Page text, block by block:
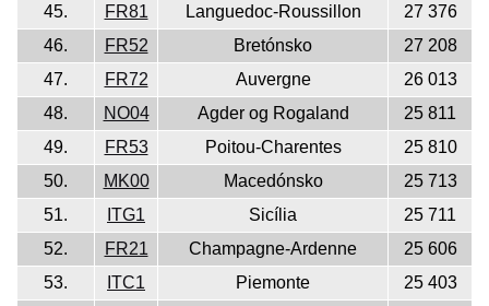
45.
FR81 Languedoc-Roussillon
27 376
46.
FR52 Bretónsko
27 208
47.
FR72 Auvergne
26 013
48.
NO04 Agder og Rogaland
25 811
49.
FR53 Poitou-Charentes
25 810
50.
MK00 Macedónsko
25 713
51.
ITG1 Sicília
25 711
52.
FR21 Champagne-Ardenne
25 606
53.
ITC1 Piemonte
25 403